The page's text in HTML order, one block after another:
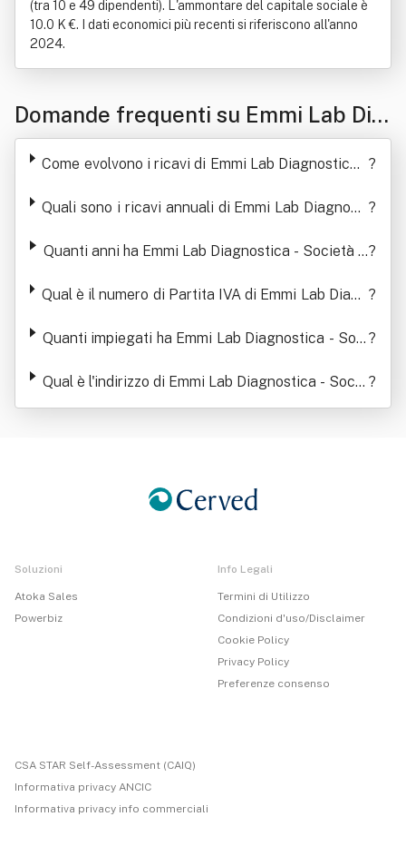
(tra 10 e 49 dipendenti). L'ammontare del capitale sociale è
10.0 K €. I dati economici più recenti si riferiscono all'anno
2024.
Domande frequenti su Emmi Lab Dia
gnostica - Società Consortile A R.l.
Come evolvono i ricavi di Emmi Lab Diagnostica - ?
Quali sono i ricavi annuali di Emmi Lab Diagnosti ?
Quanti anni ha Emmi Lab Diagnostica - Società C?
Qual è il numero di Partita IVA di Emmi Lab Diagn ?
Quanti impiegati ha Emmi Lab Diagnostica - Soci ?
Qual è l'indirizzo di Emmi Lab Diagnostica - Socie
tà Consortile A R.l.
?
Soluzioni
Atoka Sales
Powerbiz
Info Legali
Termini di Utilizzo
Condizioni d'uso/Disclaimer
Cookie Policy
Privacy Policy
Preferenze consenso
CSA STAR Self-Assessment (CAIQ)
Informativa privacy ANCIC
Informativa privacy info commerciali